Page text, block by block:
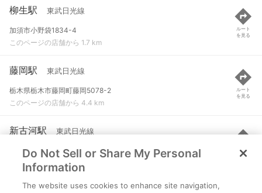
柳生駅 東武日光線
加須市小野袋1834-4
このページの店舗から 1.7 km
ルート
を見る
藤岡駅 東武日光線
栃木県栃木市藤岡町藤岡5078-2
このページの店舗から 4.4 km
ルート
を見る
新古河駅 東武日光線
埼玉県加須市向古河732
このページの店舗から 4.6 km
ルート
を見る
Do Not Sell or Share My Personal
Information
The website uses cookies to enhance site navigation,